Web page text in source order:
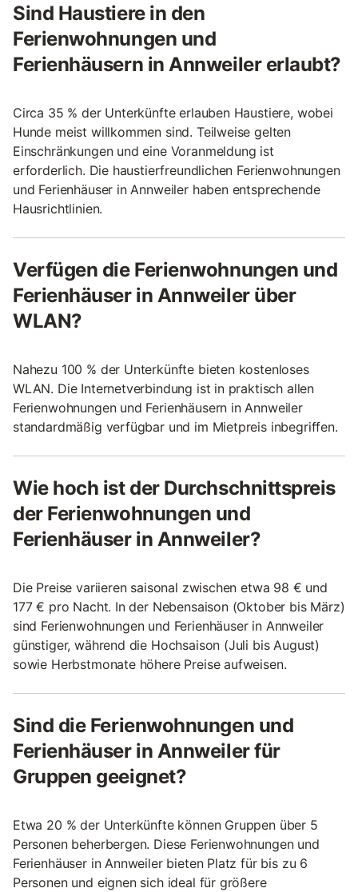
Sind Haustiere in den
Ferienwohnungen und
Ferienhäusern in Annweiler erlaubt?
Circa 35 % der Unterkünfte erlauben Haustiere, wobei
Hunde meist willkommen sind. Teilweise gelten
Einschränkungen und eine Voranmeldung ist
erforderlich. Die haustierfreundlichen Ferienwohnungen
und Ferienhäuser in Annweiler haben entsprechende
Hausrichtlinien.
Verfügen die Ferienwohnungen und
Ferienhäuser in Annweiler über
WLAN?
Nahezu 100 % der Unterkünfte bieten kostenloses
WLAN. Die Internetverbindung ist in praktisch allen
Ferienwohnungen und Ferienhäusern in Annweiler
standardmäßig verfügbar und im Mietpreis inbegriffen.
Wie hoch ist der Durchschnittspreis
der Ferienwohnungen und
Ferienhäuser in Annweiler?
Die Preise variieren saisonal zwischen etwa 98 € und
177 € pro Nacht. In der Nebensaison (Oktober bis März)
sind Ferienwohnungen und Ferienhäuser in Annweiler
günstiger, während die Hochsaison (Juli bis August)
sowie Herbstmonate höhere Preise aufweisen.
Sind die Ferienwohnungen und
Ferienhäuser in Annweiler für
Gruppen geeignet?
Etwa 20 % der Unterkünfte können Gruppen über 5
Personen beherbergen. Diese Ferienwohnungen und
Ferienhäuser in Annweiler bieten Platz für bis zu 6
Personen und eignen sich ideal für größere